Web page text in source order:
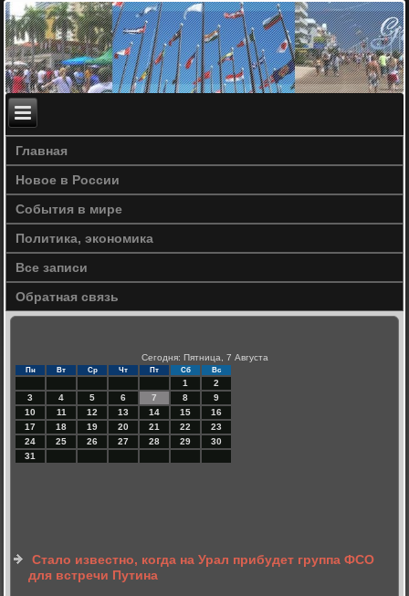
Главная
Новое в России
События в мире
Политика, экономика
Все записи
Обратная связь
Сегодня: Пятница, 7 Августа
Пн Вт Ср Чт Пт Сб Вс
1
2
3
4 5 6 7 8
9
10
11 12 13 14 15
16
17
18 19 20 21 22
23
24
25 26 27 28 29
30
31
Стало известно, когда на Урал прибудет группа ФСО
для встречи Путина